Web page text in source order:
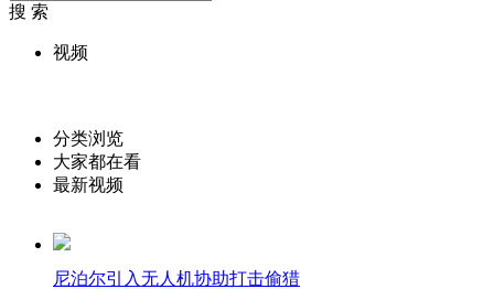
搜 索
视频
分类浏览
大家都在看
最新视频
尼泊尔引入无人机协助打击偷猎